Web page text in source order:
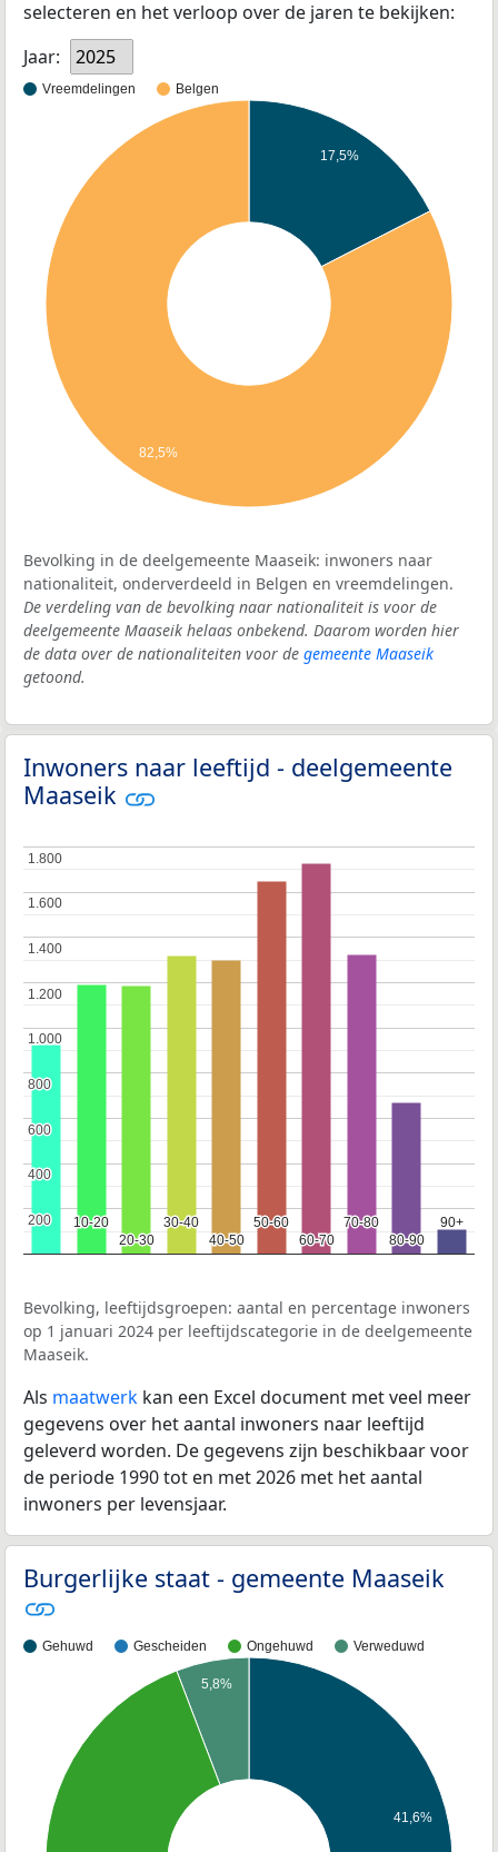
selecteren en het verloop over de jaren te bekijken:
Jaar:
2025
Vreemdelingen Belgen
17,5%
82,5%
Bevolking in de deelgemeente Maaseik: inwoners naar
nationaliteit, onderverdeeld in Belgen en vreemdelingen.
De verdeling van de bevolking naar nationaliteit is voor de
deelgemeente Maaseik helaas onbekend. Daarom worden hier
de data over de nationaliteiten voor de gemeente Maaseik
getoond.
Inwoners naar leeftijd - deelgemeente
Maaseik
10-20
10-20
20-30
20-30
30-40
30-40
40-50
40-50
50-60
50-60
60-70
60-70
70-80
70-80
80-90
80-90
90+
90+
200
200
400
400
600
600
800
800
1.000
1.000
1.200
1.200
1.400
1.400
1.600
1.600
1.800
1.800
Bevolking, leeftijdsgroepen: aantal en percentage inwoners
op 1 januari 2024 per leeftijdscategorie in de deelgemeente
Maaseik.
Als maatwerk kan een Excel document met veel meer
gegevens over het aantal inwoners naar leeftijd
geleverd worden. De gegevens zijn beschikbaar voor
de periode 1990 tot en met 2026 met het aantal
inwoners per levensjaar.
Burgerlijke staat - gemeente Maaseik
Gehuwd Gescheiden Ongehuwd Verweduwd
41,6%
5,8%